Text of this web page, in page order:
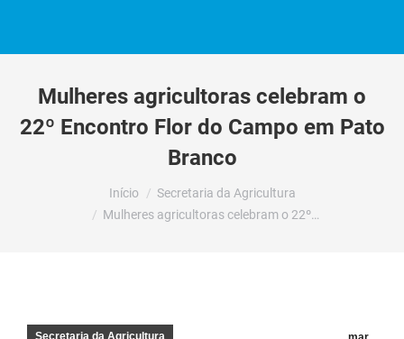
Mulheres agricultoras celebram o
22º Encontro Flor do Campo em Pato
Branco
Início
Secretaria da Agricultura
Mulheres agricultoras celebram o 22º…
Secretaria da Agricultura